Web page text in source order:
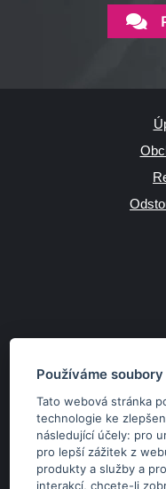
Používáme
Tato webová stránka
technologie ke
následující účely: pro
pro lepší zážitek z
produkty a služby a
interakcí,chcete-li